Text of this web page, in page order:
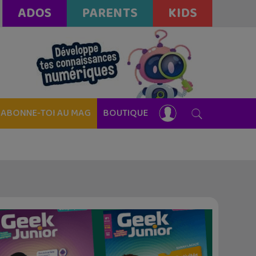
ADOS PARENTS KIDS
ABONNE-TOI AU MAG BOUTIQUE